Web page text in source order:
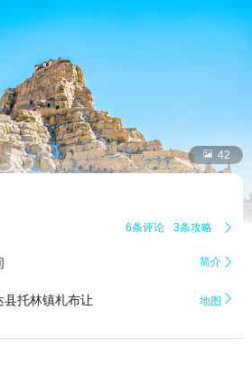
 42
6条评论 3条攻略 
简介 
托林镇札布让 地图 